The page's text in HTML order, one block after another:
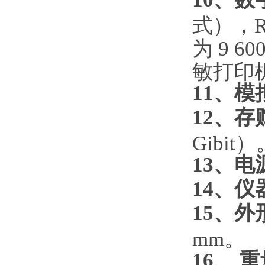
式），
为 9
敏打印
11、模
12、存
Gibit）
13、电
14、仪
15、外
mm。